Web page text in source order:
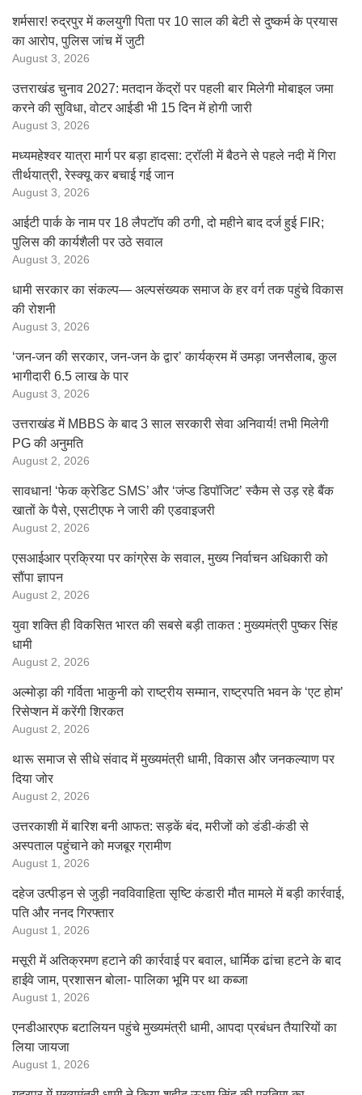
शर्मसार! रुद्रपुर में कलयुगी पिता पर 10 साल की बेटी से दुष्कर्म के प्रयास
का आरोप, पुलिस जांच में जुटी
August 3, 2026
उत्तराखंड चुनाव 2027: मतदान केंद्रों पर पहली बार मिलेगी मोबाइल जमा
करने की सुविधा, वोटर आईडी भी 15 दिन में होगी जारी
August 3, 2026
मध्यमहेश्वर यात्रा मार्ग पर बड़ा हादसा: ट्रॉली में बैठने से पहले नदी में गिरा
तीर्थयात्री, रेस्क्यू कर बचाई गई जान
August 3, 2026
आईटी पार्क के नाम पर 18 लैपटॉप की ठगी, दो महीने बाद दर्ज हुई FIR;
पुलिस की कार्यशैली पर उठे सवाल
August 3, 2026
धामी सरकार का संकल्प— अल्पसंख्यक समाज के हर वर्ग तक पहुंचे विकास
की रोशनी
August 3, 2026
‘जन-जन की सरकार, जन-जन के द्वार’ कार्यक्रम में उमड़ा जनसैलाब, कुल
भागीदारी 6.5 लाख के पार
August 3, 2026
उत्तराखंड में MBBS के बाद 3 साल सरकारी सेवा अनिवार्य! तभी मिलेगी
PG की अनुमति
August 2, 2026
सावधान! ‘फेक क्रेडिट SMS’ और ‘जंप्ड डिपॉजिट’ स्कैम से उड़ रहे बैंक
खातों के पैसे, एसटीएफ ने जारी की एडवाइजरी
August 2, 2026
एसआईआर प्रक्रिया पर कांग्रेस के सवाल, मुख्य निर्वाचन अधिकारी को
सौंपा ज्ञापन
August 2, 2026
युवा शक्ति ही विकसित भारत की सबसे बड़ी ताकत : मुख्यमंत्री पुष्कर सिंह
धामी
August 2, 2026
अल्मोड़ा की गर्विता भाकुनी को राष्ट्रीय सम्मान, राष्ट्रपति भवन के ‘एट होम’
रिसेप्शन में करेंगी शिरकत
August 2, 2026
थारू समाज से सीधे संवाद में मुख्यमंत्री धामी, विकास और जनकल्याण पर
दिया जोर
August 2, 2026
उत्तरकाशी में बारिश बनी आफत: सड़कें बंद, मरीजों को डंडी-कंडी से
अस्पताल पहुंचाने को मजबूर ग्रामीण
August 1, 2026
दहेज उत्पीड़न से जुड़ी नवविवाहिता सृष्टि कंडारी मौत मामले में बड़ी कार्रवाई,
पति और ननद गिरफ्तार
August 1, 2026
मसूरी में अतिक्रमण हटाने की कार्रवाई पर बवाल, धार्मिक ढांचा हटने के बाद
हाईवे जाम, प्रशासन बोला- पालिका भूमि पर था कब्जा
August 1, 2026
एनडीआरएफ बटालियन पहुंचे मुख्यमंत्री धामी, आपदा प्रबंधन तैयारियों का
लिया जायजा
August 1, 2026